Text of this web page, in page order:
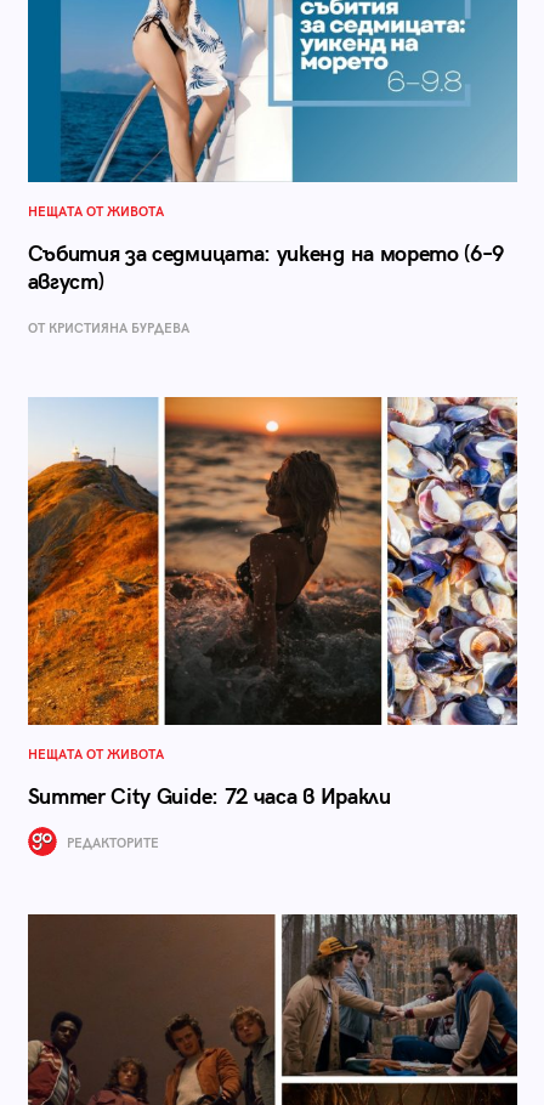
НЕЩАТА ОТ ЖИВОТА
Събития за седмицата: уикенд на морето (6–9
август)
ОТ КРИСТИЯНА БУРДЕВА
НЕЩАТА ОТ ЖИВОТА
Summer City Guide: 72 часа в Иракли
РЕДАКТОРИТЕ